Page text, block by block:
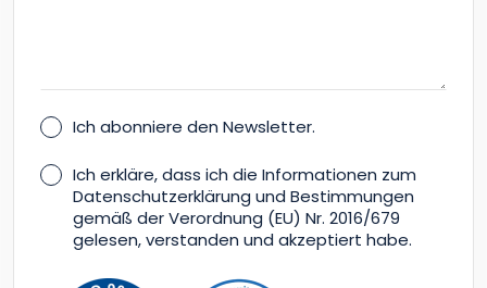
Ich abonniere den Newsletter.
Ich erkläre, dass ich die Informationen zum
Datenschutzerklärung und Bestimmungen
gemäß der Verordnung (EU) Nr. 2016/679
gelesen, verstanden und akzeptiert habe.